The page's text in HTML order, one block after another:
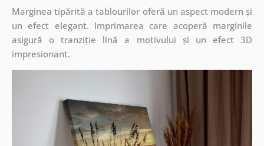
Marginea tipărită a tablourilor oferă un aspect modern și
un efect elegant. Imprimarea care acoperă marginile
asigură o tranziție lină a motivului și un efect 3D
impresionant.